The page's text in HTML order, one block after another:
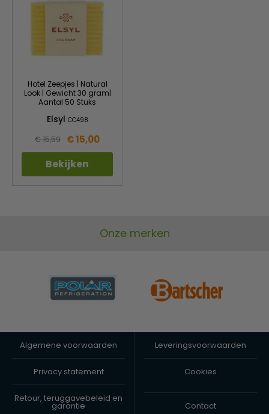
Hotel Zeepjes | Natural
Look | Gewicht 30 gram|
Aantal 50 Stuks
Elsyl CC498
€ 15,59 € 15,00
Bekijken
Onze merken
Algemene voorwaarden Leveringsvoorwaarden
Privacy statement Cookies
Retour, teruggavebeleid en
garantie Contact